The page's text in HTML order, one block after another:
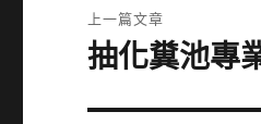
章
上一篇文章
上
篇
抽化糞池專